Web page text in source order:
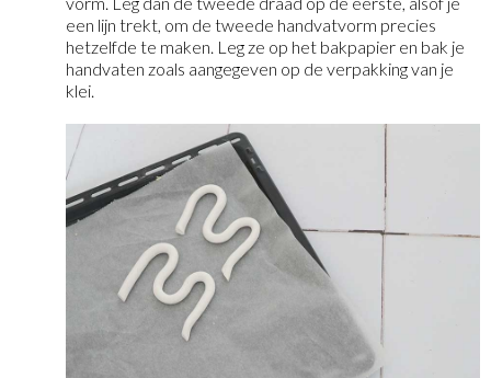
een lijn trekt, om de tweede handvatvorm precies
hetzelfde te maken. Leg ze op het bakpapier en bak je
handvaten zoals aangegeven op de verpakking van je
klei.